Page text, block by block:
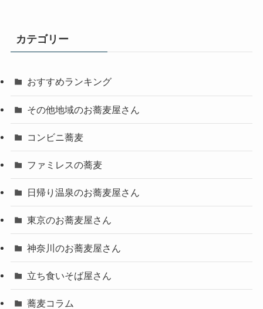
カテゴリー
おすすめランキング
その他地域のお蕎麦屋さん
コンビニ蕎麦
ファミレスの蕎麦
日帰り温泉のお蕎麦屋さん
東京のお蕎麦屋さん
神奈川のお蕎麦屋さん
立ち食いそば屋さん
蕎麦コラム